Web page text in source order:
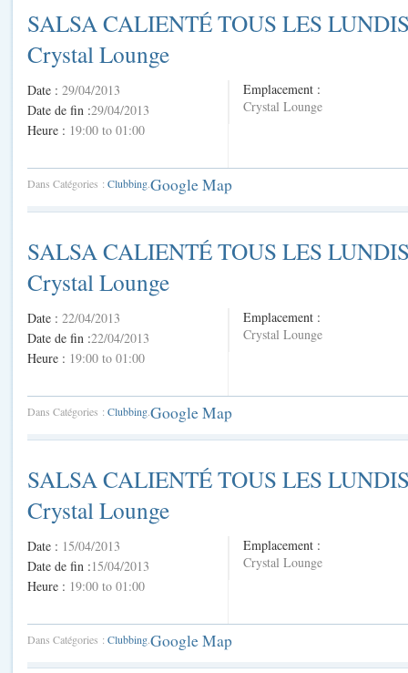
SALSA CALIENTÉ TOUS LES
Crystal Lounge
Date : 29/04/2013
Date de fin :29/04/2013
Heure : 19:00 to 01:00
Emplacement :
Crystal Lounge
Dans Catégories : ClubbingGoogle Map
SALSA CALIENTÉ TOUS LES
Crystal Lounge
Date : 22/04/2013
Date de fin :22/04/2013
Heure : 19:00 to 01:00
Emplacement :
Crystal Lounge
Dans Catégories : ClubbingGoogle Map
SALSA CALIENTÉ TOUS LES
Crystal Lounge
Date : 15/04/2013
Date de fin :15/04/2013
Heure : 19:00 to 01:00
Emplacement :
Crystal Lounge
Dans Catégories : ClubbingGoogle Map